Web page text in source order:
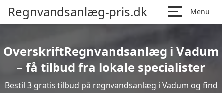
Regnvandsanlæg-pris.dk Menu
OverskriftRegnvandsanlæg i Vadum
– få tilbud fra lokale specialister
Bestil 3 gratis tilbud på regnvandsanlæg i Vadum og find